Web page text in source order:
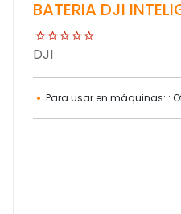
BATERIA DJI
DJI
Para usar en máquinas: :